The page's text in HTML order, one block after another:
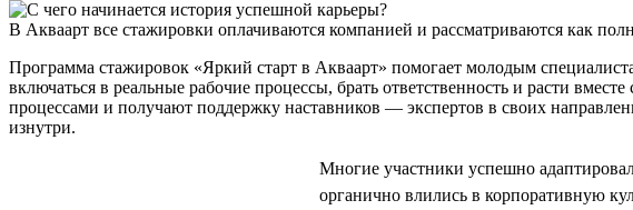
В Акваарт все стажировки оплачиваются компанией и рассматриваются как
Программа стажировок «Яркий старт в Акваарт» помогает молодым
включаться в реальные рабочие процессы, брать ответственность и расти
процессами и получают поддержку наставников — экспертов в своих
изнутри.
Многие участники успешно
органично влились в корпоративную